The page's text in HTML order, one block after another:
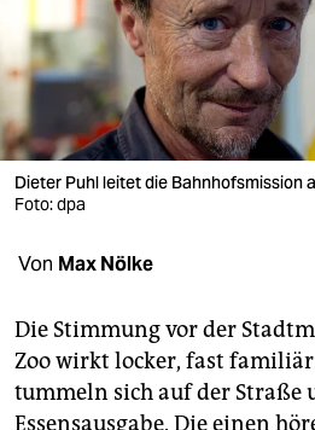
wahrheit
verlag
verlag
veranstaltungen
fragen & hilfe
unterstützen
abo
genossenschaft
Dieter Puhl leitet die Bahnhofsmission
Foto: dpa
Von Max Nölke
Die Stimmung vor der
Zoo wirkt locker, fast
tummeln sich auf der Straße
Essensausgabe. Die einen